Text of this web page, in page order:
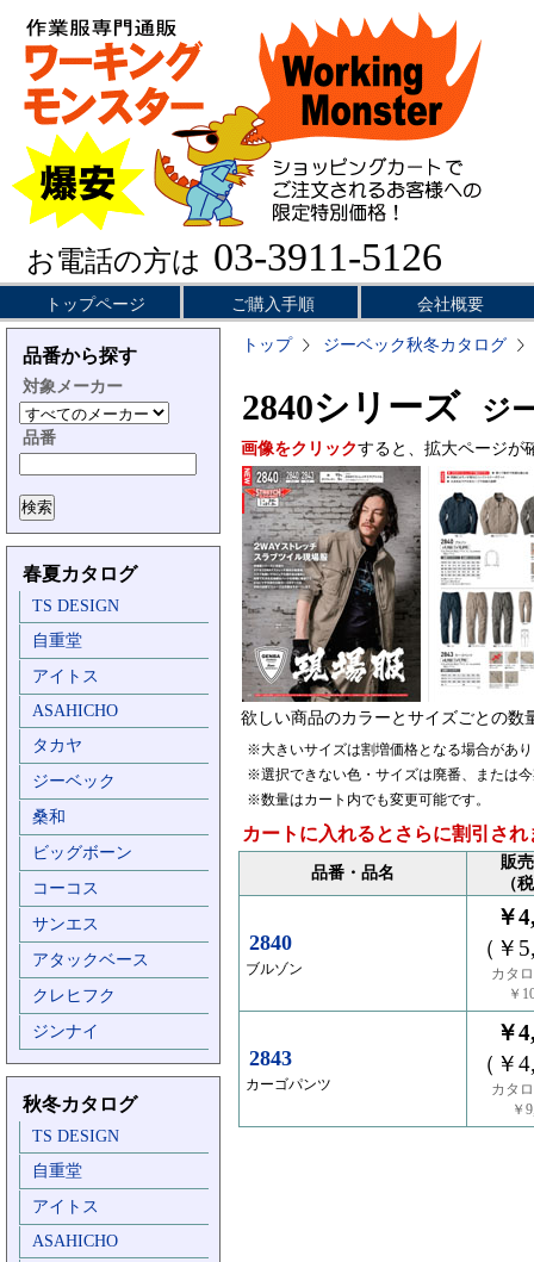
お電話の方は 03-3911-5126
トップページ ご購入手順 会社概要
品番から探す
対象メーカー
品番
春夏カタログ
TS DESIGN
自重堂
アイトス
ASAHICHO
タカヤ
ジーベック
桑和
ビッグボーン
コーコス
サンエス
アタックベース
クレヒフク
ジンナイ
秋冬カタログ
TS DESIGN
自重堂
アイトス
ASAHICHO
トップ ジーベック秋冬カタログ
2840シリーズ ジ
画像をクリックすると、拡大ページが
欲しい商品のカラーとサイズごとの数
※大きいサイズは割増価格となる場合があ
※選択できない色・サイズは廃番、または
※数量はカート内でも変更可能です。
カートに入れるとさらに割引され
品番・品名
販
（
2840
ブルゾン
￥
（￥
カタ
￥
2843
カーゴパンツ
￥
（￥
カタ
￥